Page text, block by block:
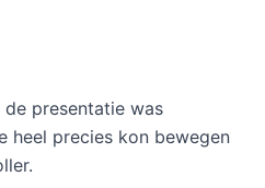
presentatie was
heel precies kon bewegen